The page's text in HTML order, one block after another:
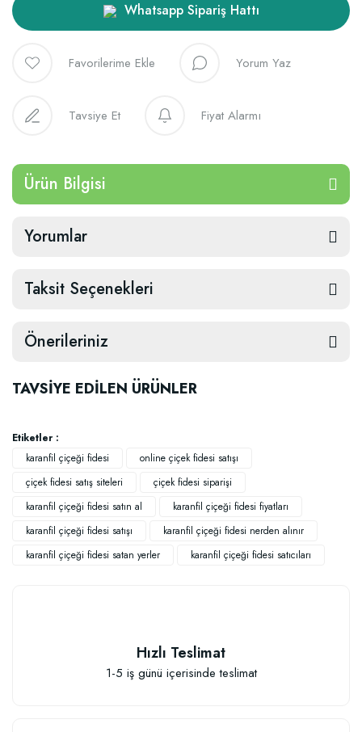
Whatsapp Sipariş Hattı
Yorum Yaz
Tavsiye Et Fiyat Alarmı
Ürün Bilgisi
Yorumlar
Taksit Seçenekleri
Önerileriniz
TAVSİYE EDİLEN ÜRÜNLER
Sebze ve Çiçek Fidesi Dikim Gübresi (50 Fide İçin)
Etiketler :
karanfil çiçeği fidesi
online çiçek fidesi satışı
çiçek fidesi satış siteleri
çiçek fidesi siparişi
karanfil çiçeği fidesi satın al
karanfil çiçeği fidesi fiyatları
karanfil çiçeği fidesi satışı
karanfil çiçeği fidesi nerden alınır
karanfil çiçeği fidesi satan yerler
karanfil çiçeği fidesi satıcıları
Hızlı Teslimat
1-5 iş günü içerisinde teslimat